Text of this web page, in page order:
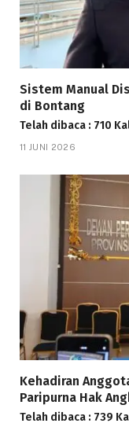
Sistem Manual
di Bontang
Telah dibaca : 710
11 JUNI 2026
Kehadiran
Paripurna Hak
Telah dibaca : 739